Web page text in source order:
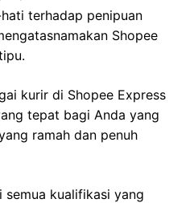
terhadap penipuan
Shopee
kurir di Shopee Express
tepat bagi Anda yang
ramah dan penuh
semua kualifikasi yang